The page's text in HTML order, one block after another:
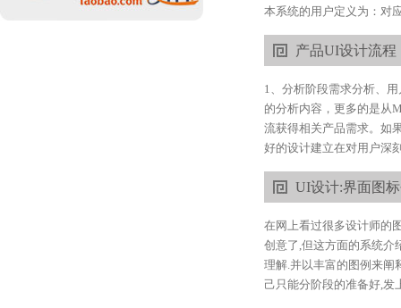
本系统的用户定义为：对
产品UI设计流程
1、分析阶段需求分析、
的分析内容，更多的是从
流获得相关产品需求。如
好的设计建立在对用户深
UI设计:界面图
在网上看过很多设计师的
创意了,但这方面的系统介
理解.并以丰富的图例来
己只能分阶段的准备好,